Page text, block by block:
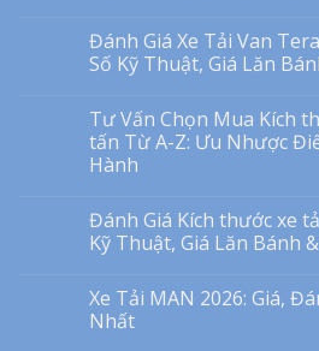
Đánh Giá Xe Tải Van
Số Kỹ Thuật, Giá Lăn
Tư Vấn Chọn Mua Kích
tấn Từ A-Z: Ưu Nhược
Hành
Đánh Giá Kích thước xe
Kỹ Thuật, Giá Lăn Bánh
Xe Tải MAN 2026: Giá,
Nhất